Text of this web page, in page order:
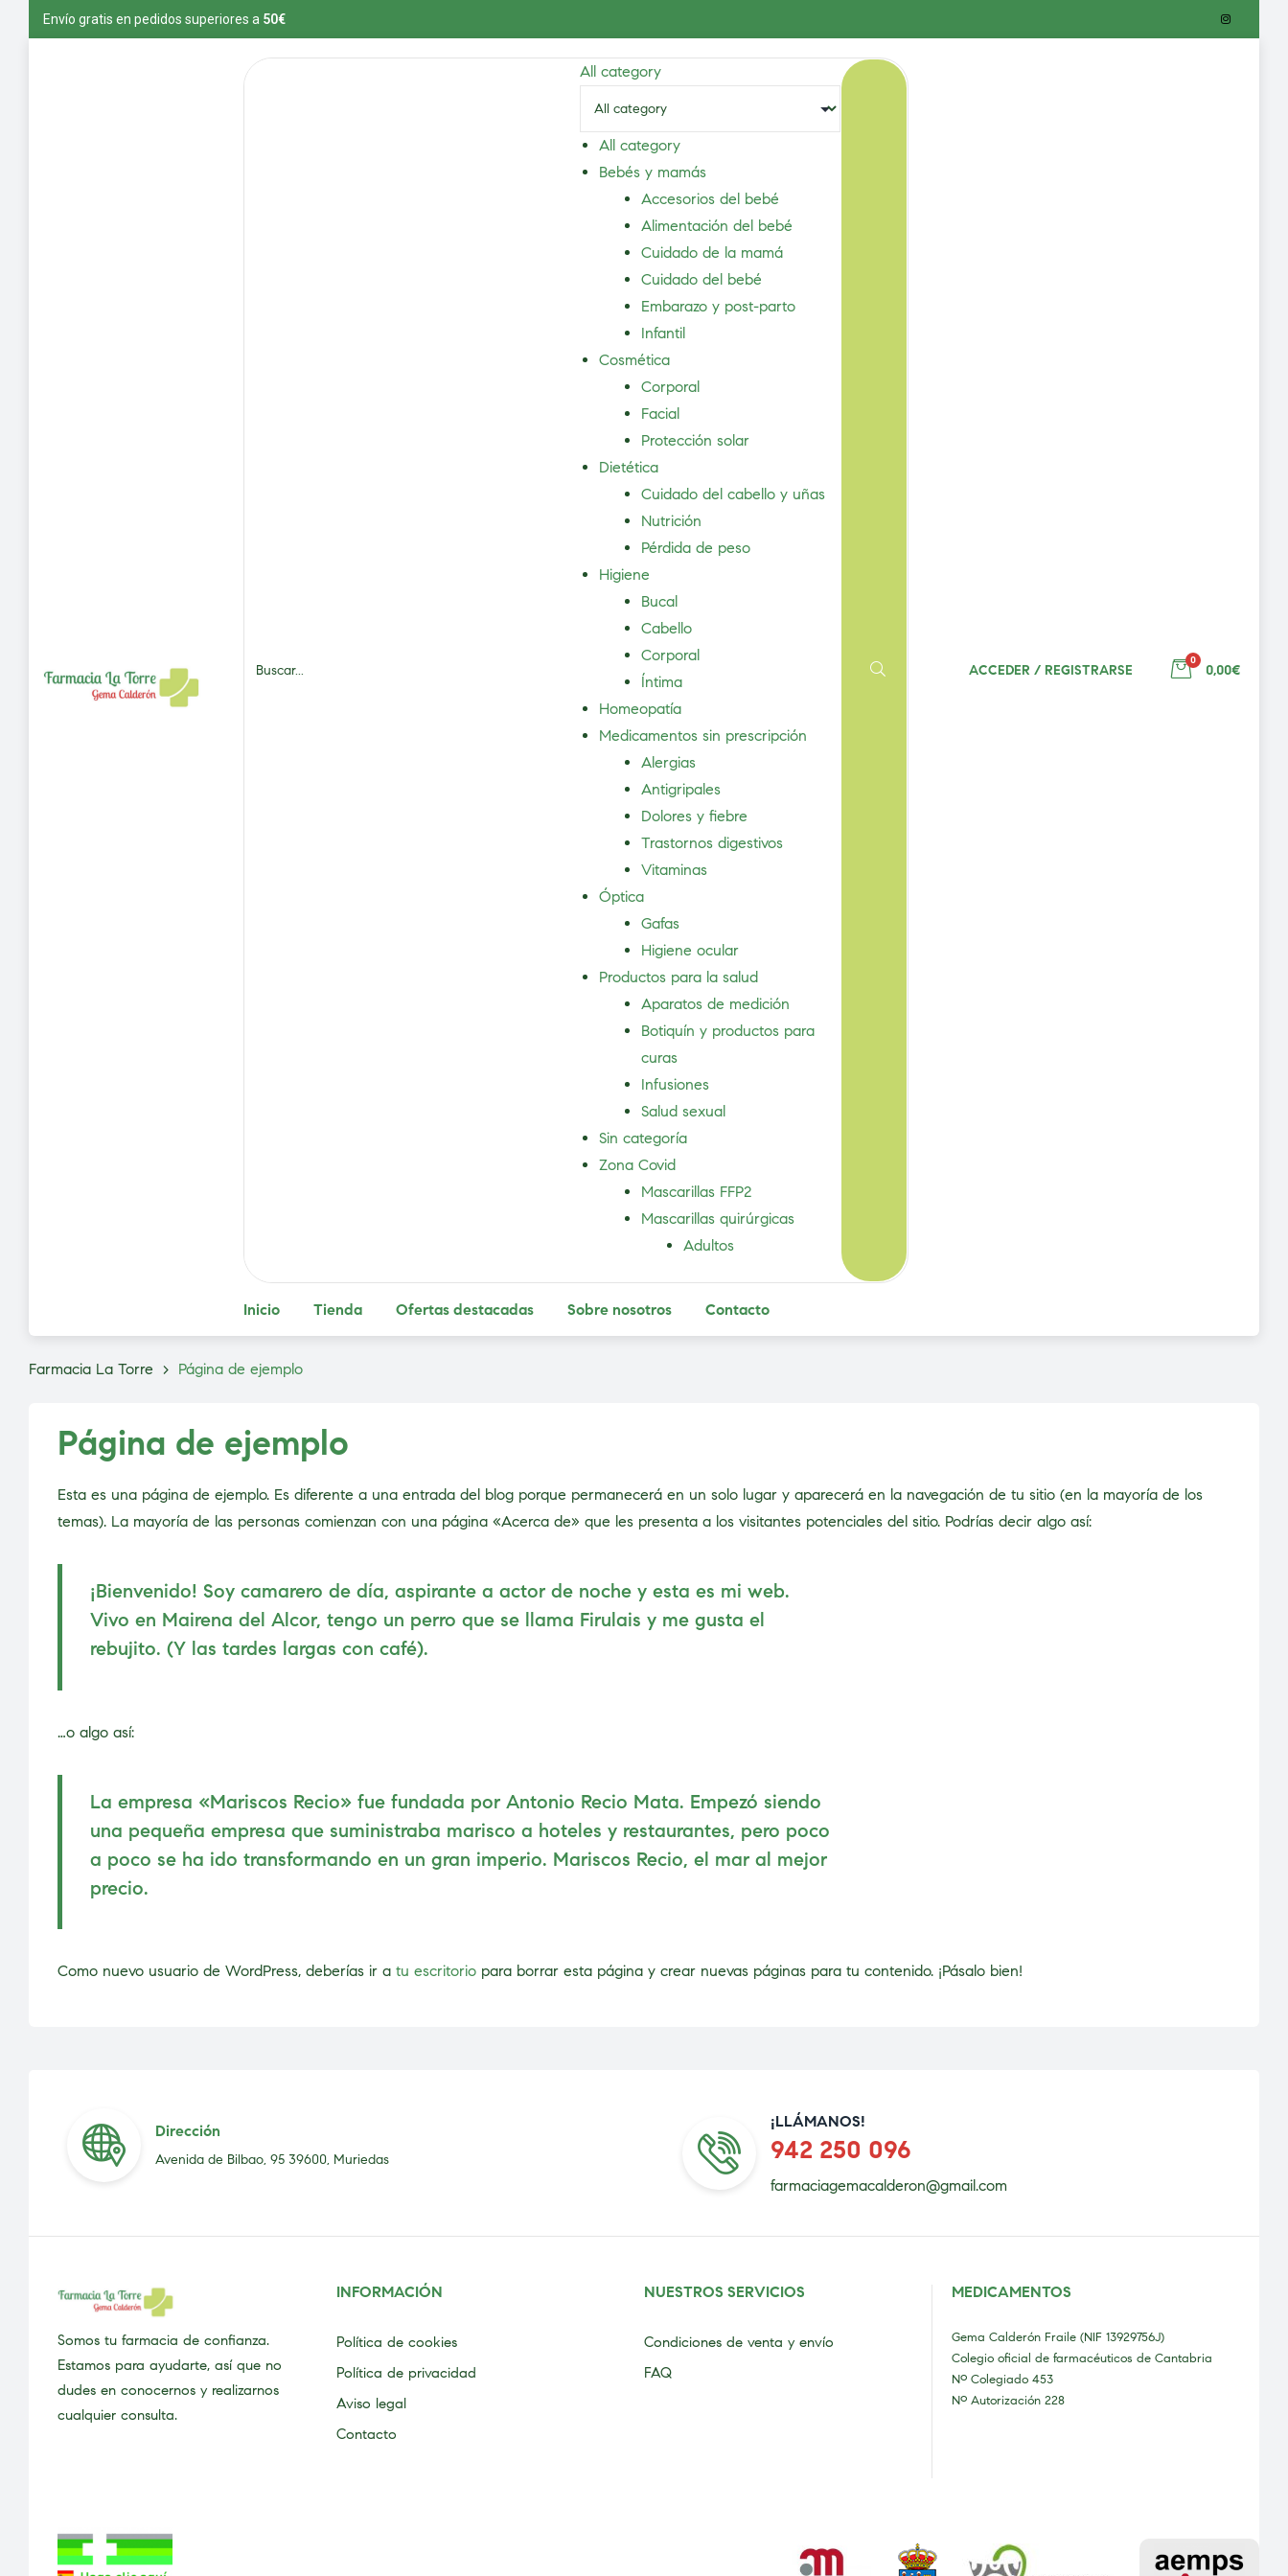
Envío gratis en pedidos superiores a 50€
All category
All category
Bebés y mamás
Accesorios del bebé
Alimentación del bebé
Cuidado de la mamá
Cuidado del bebé
Embarazo y post-parto
Infantil
Cosmética
Corporal
Facial
Protección solar
Dietética
Cuidado del cabello y uñas
Nutrición
Pérdida de peso
Higiene
Bucal
Cabello
Corporal
Íntima
Homeopatía
Medicamentos sin prescripción
Alergias
Antigripales
Dolores y fiebre
Trastornos digestivos
Vitaminas
Óptica
Gafas
Higiene ocular
Productos para la salud
Aparatos de medición
Botiquín y productos para
curas
Infusiones
Salud sexual
Sin categoría
Zona Covid
Mascarillas FFP2
Mascarillas quirúrgicas
Adultos
ACCEDER / REGISTRARSE
0
0,00€
Inicio Tienda Ofertas destacadas Sobre nosotros Contacto
Farmacia La Torre > Página de ejemplo
Página de ejemplo
Esta es una página de ejemplo. Es diferente a una entrada del blog porque permanecerá en un solo lugar y aparecerá en la navegación de tu sitio (en la mayoría de los
temas). La mayoría de las personas comienzan con una página «Acerca de» que les presenta a los visitantes potenciales del sitio. Podrías decir algo así:
¡Bienvenido! Soy camarero de día, aspirante a actor de noche y esta es mi web.
Vivo en Mairena del Alcor, tengo un perro que se llama Firulais y me gusta el
rebujito. (Y las tardes largas con café).
…o algo así:
La empresa «Mariscos Recio» fue fundada por Antonio Recio Mata. Empezó siendo
una pequeña empresa que suministraba marisco a hoteles y restaurantes, pero poco
a poco se ha ido transformando en un gran imperio. Mariscos Recio, el mar al mejor
precio.
Como nuevo usuario de WordPress, deberías ir a tu escritorio para borrar esta página y crear nuevas páginas para tu contenido. ¡Pásalo bien!
Dirección
Avenida de Bilbao, 95 39600, Muriedas
¡LLÁMANOS!
942 250 096
farmaciagemacalderon@gmail.com
Somos tu farmacia de confianza.
Estamos para ayudarte, así que no
dudes en conocernos y realizarnos
cualquier consulta.
INFORMACIÓN
Política de cookies
Política de privacidad
Aviso legal
Contacto
NUESTROS SERVICIOS
Condiciones de venta y envío
FAQ
MEDICAMENTOS
Gema Calderón Fraile (NIF 13929756J)
Colegio oficial de farmacéuticos de Cantabria
Nº Colegiado 453
Nº Autorización 228